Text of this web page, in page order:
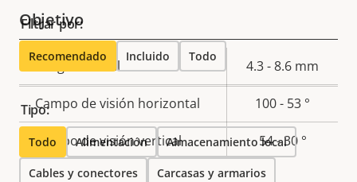
Objetivo
Descripción
de
propiedad
Valor de
la
propiedad
Longitud focal 4.3 - 8.6 mm
Campo de visión horizontal 100 - 53 °
Campo de visión vertical 54 - 30 °
Filtrar por:
Recomendado Incluido Todo
Tipo:
Todo Alimentación Almacenamiento local
Cables y conectores Carcasas y armarios